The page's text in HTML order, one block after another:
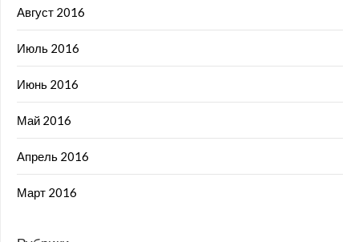
Август 2016
Июль 2016
Июнь 2016
Май 2016
Апрель 2016
Март 2016